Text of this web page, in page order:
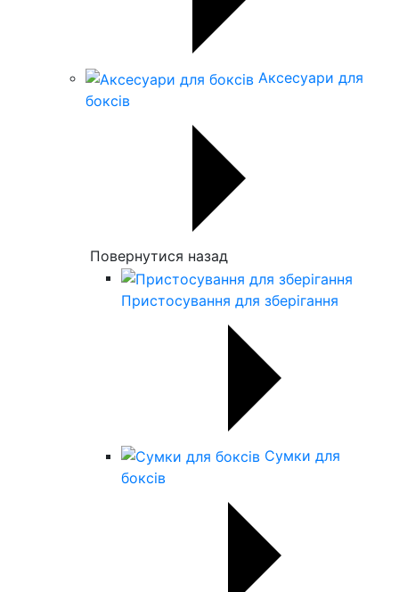
Аксесуари для
боксів
Повернутися назад
Пристосування для зберігання
Сумки для
боксів